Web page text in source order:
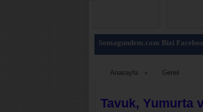
Somagundem.com Bizi
Anasayfa » Genel
Tavuk, Yumurta